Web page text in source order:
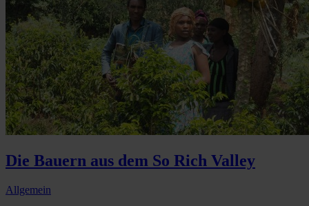
Die Bauern aus dem So Rich Valley
Allgemein